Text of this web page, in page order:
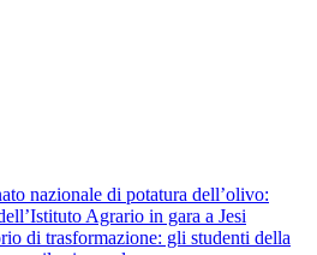
nazionale di potatura dell’olivo:
Agrario in gara a Jesi
di trasformazione: gli studenti della